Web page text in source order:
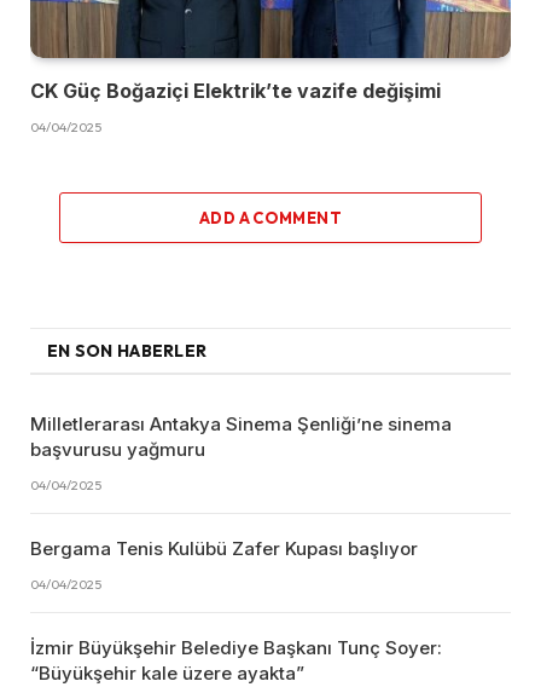
CK Güç Boğaziçi Elektrik’te vazife değişimi
04/04/2025
ADD A COMMENT
EN SON HABERLER
Milletlerarası Antakya Sinema Şenliği’ne sinema
başvurusu yağmuru
04/04/2025
Bergama Tenis Kulübü Zafer Kupası başlıyor
04/04/2025
İzmir Büyükşehir Belediye Başkanı Tunç Soyer:
“Büyükşehir kale üzere ayakta”